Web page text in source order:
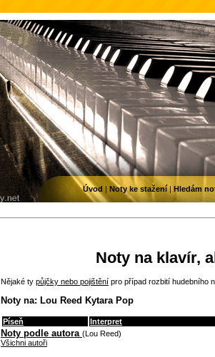
Noty na klavír,
Nějaké ty půjčky nebo pojištění pro případ rozbití hudebního
Noty na: Lou Reed Kytara Pop
Píseň Interpret
Noty podle autora (Lou Reed)
Všichni autoři
Úvod | Noty ke stažení| Hledám